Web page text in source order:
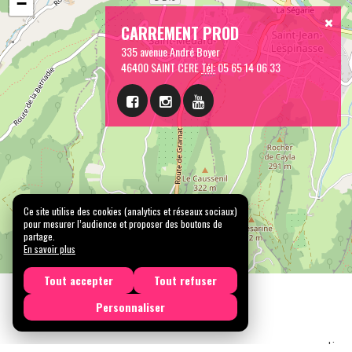
CARREMENT PROD
335 avenue André Boyer
46400 SAINT CERETél:05 65 14 06 33
Ce site utilise des cookies (analytics et réseaux sociaux)
pour mesurer l’audience et proposer des boutons de
partage.
En savoir plus
Tout accepter
Tout refuser
Personnaliser